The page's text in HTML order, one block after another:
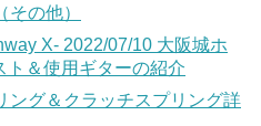
の他）
X- 2022/07/10 大阪城ホ
ト＆使用ギターの紹介
ング＆クラッチスプリング詳